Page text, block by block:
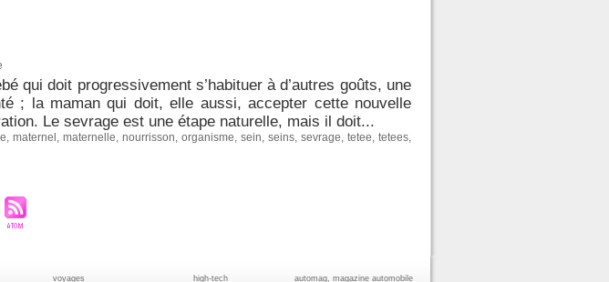
qui doit progressivement s’habituer à d’autres goûts, une
; la maman qui doit, elle aussi, accepter cette nouvelle
Le sevrage est une étape naturelle, mais il doit...
, maternel , maternelle, nourrisson, organisme, sein, seins, sevrage, tetee, tetees,
voyages high-tech automag, magazine automobile